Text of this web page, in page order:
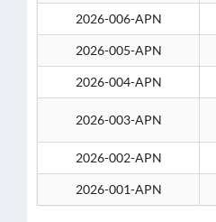
2026-006-APN
2026-005-APN
2026-004-APN
2026-003-APN
2026-002-APN
2026-001-APN